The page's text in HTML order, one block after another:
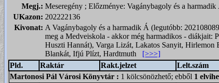
Megj.: Meseregény ; Előzménye: Vagánybagoly és a
UKazon: 202222136
Kivonat: A Vagánybagoly és a harmadik Á (legutóbb:
meg a Medveiskola - akkor még harmadikos - diákjait:
Huszti Hannát), Varga Lizát, Lakatos Sanyit,
Blankát, Ifjú Plízt, Hardtmuth [>>>]
Pld.
Raktár Rakt.jelzet
Lelt.szám
Martonosi Pál Városi Könyvtár : 1 kölcsönözhető; ebből 1